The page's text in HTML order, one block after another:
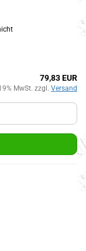
79,83 EUR
MwSt. zzgl. Versand